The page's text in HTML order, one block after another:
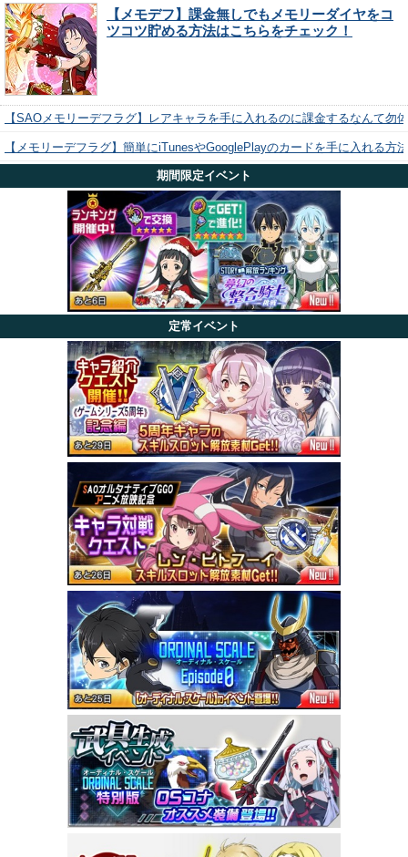
【メモデフ】課金無しでもメモリーダイヤをコ
ツコツ貯める方法はこちらをチェック！
【SAOメモリーデフラグ】レアキャラを手に入れるのに課金するなんて勿
【メモリーデフラグ】簡単にiTunesやGooglePlayのカードを手に入れる方
期間限定イベント
定常イベント